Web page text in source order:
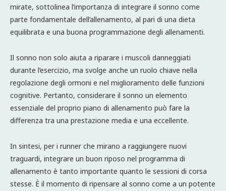
mirate, sottolinea l’importanza di integrare il sonno come
parte fondamentale dell’allenamento, al pari di una dieta
equilibrata e una buona programmazione degli allenamenti.
Il sonno non solo aiuta a riparare i muscoli danneggiati
durante l’esercizio, ma svolge anche un ruolo chiave nella
regolazione degli ormoni e nel miglioramento delle funzioni
cognitive. Pertanto, considerare il sonno un elemento
essenziale del proprio piano di allenamento può fare la
differenza tra una prestazione media e una eccellente.
In sintesi, per i runner che mirano a raggiungere nuovi
traguardi, integrare un buon riposo nel programma di
allenamento è tanto importante quanto le sessioni di corsa
stesse. È il momento di ripensare al sonno come a un potente